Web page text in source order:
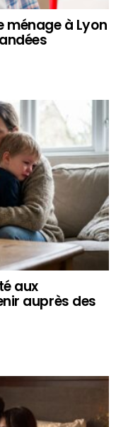
ménage à Lyon
aux
auprès des